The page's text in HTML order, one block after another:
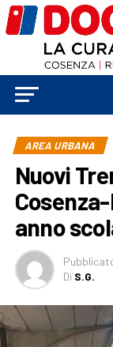
AREA URBANA
Nuovi
anno
Di S.G.